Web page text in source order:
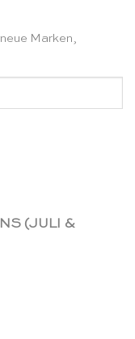
Marken,
(JULI &